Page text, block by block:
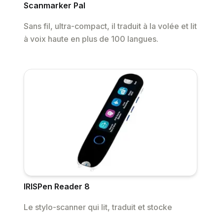
Scanmarker Pal
Sans fil, ultra-compact, il traduit à la volée et lit
à voix haute en plus de 100 langues.
IRISPen Reader 8
Le stylo-scanner qui lit, traduit et stocke